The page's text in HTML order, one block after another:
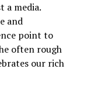
a media.
and
point to
often rough
our rich